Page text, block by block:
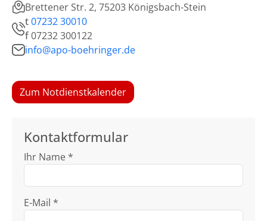
Brettener Str. 2, 75203 Königsbach-Stein
t07232 30010
f07232 300122
info@apo-boehringer.de
Zum Notdienstkalender
Kontaktformular
Ihr Name *
E-Mail *